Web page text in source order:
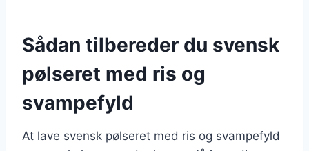
Sådan tilbereder du svensk
pølseret med ris og
svampefyld
At lave svensk pølseret med ris og svampefyld